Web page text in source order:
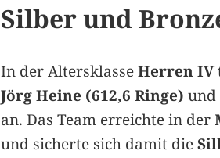
Silber und
In der AltersklasseHerren IV
Jörg Heine (612,6 Ringe) und
an. Das Team erreichte in der
und sicherte sich damit die